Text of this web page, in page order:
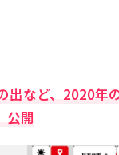
出など、2020年
公開